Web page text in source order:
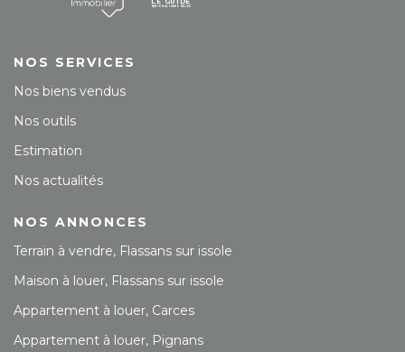
NOS SERVICES
Nos biens vendus
Nos outils
Estimation
Nos actualités
NOS ANNONCES
Terrain à vendre, Flassans sur issole
Maison à louer, Flassans sur issole
Appartement à louer, Carces
Appartement à louer, Pignans